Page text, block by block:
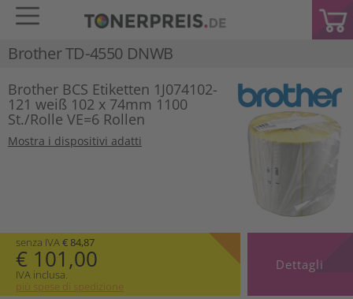
Brother TD-4550 DNWB
Brother BCS Etiketten 1J074102-
121 weiß 102 x 74mm 1100
St./Rolle VE=6 Rollen
Mostra i dispositivi adatti
senza IVA€ 84,87
€ 101,00
IVA inclusa.
più spese di spedizione
Dettagli